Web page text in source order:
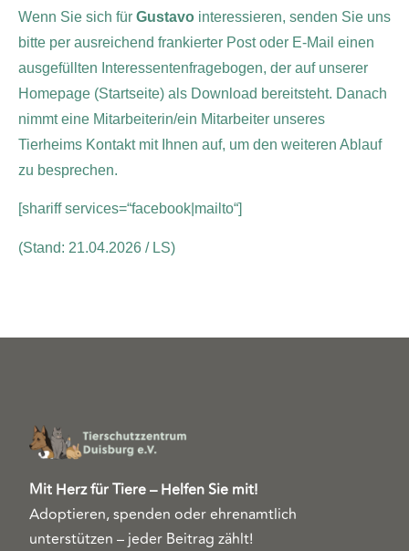
Wenn Sie sich für Gustavo interessieren, senden Sie uns
bitte per ausreichend frankierter Post oder E-Mail einen
ausgefüllten Interessentenfragebogen, der auf unserer
Homepage (Startseite) als Download bereitsteht. Danach
nimmt eine Mitarbeiterin/ein Mitarbeiter unseres
Tierheims Kontakt mit Ihnen auf, um den weiteren Ablauf
zu besprechen.
[shariff services=“facebook|mailto“]
(Stand: 21.04.2026 / LS)
Mit Herz für Tiere – Helfen Sie mit!
Adoptieren, spenden oder ehrenamtlich
unterstützen – jeder Beitrag zählt!